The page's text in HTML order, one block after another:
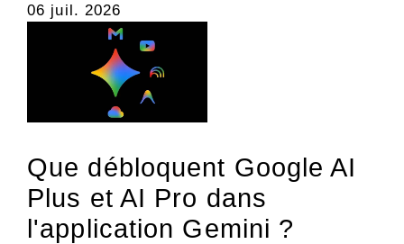
06 juil. 2026
Que débloquent Google AI
Plus et AI Pro dans
l'application Gemini ?